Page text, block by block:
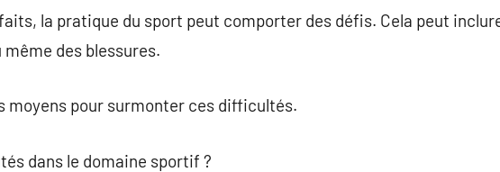
la pratique du sport peut comporter des défis. Cela peut
des blessures.
moyens pour surmonter ces difficultés.
dans le domaine sportif ?